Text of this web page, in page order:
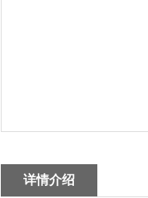
详情介绍